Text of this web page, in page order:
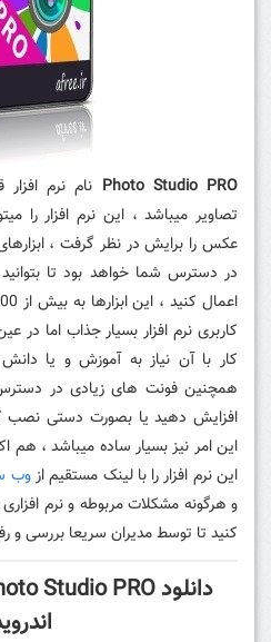
Photo Studio PRO نام نرم
تصاویر میباشد ، این نرم افزار را
عکس را برایش در نظر گرفت ،
در دسترس شما خواهد بود تا بتوانید
کاربری نرم افزار بسیار جذاب اما
کار با آن نیاز به آموزش و یا
همچنین فونت های زیادی در
افزایش دهید یا بصورت دستی نصب
این امر نیز بسیار ساده میباشد ،
این نرم افزار را با لینک مستقیم ازوب
و هرگونه مشکلات مربوطه و نرم
کنید تا توسط مدیران سریعا بررسی و